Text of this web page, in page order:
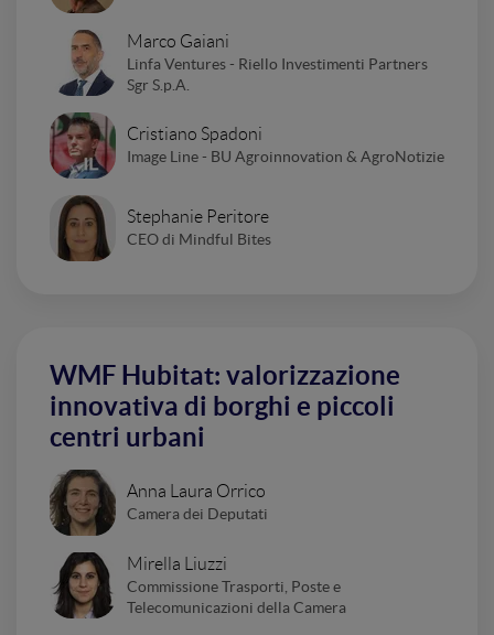
Marco Gaiani
Linfa Ventures - Riello Investimenti Partners
Sgr S.p.A.
Cristiano Spadoni
Image Line - BU Agroinnovation & AgroNotizie
Stephanie Peritore
CEO di Mindful Bites
WMF Hubitat: valorizzazione
innovativa di borghi e piccoli
centri urbani
Anna Laura Orrico
Camera dei Deputati
Mirella Liuzzi
Commissione Trasporti, Poste e
Telecomunicazioni della Camera